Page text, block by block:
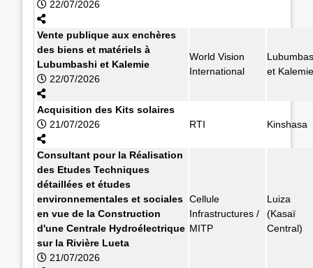
22/07/2026
Vente publique aux enchères
des biens et matériels à
Lubumbashi et Kalemie
22/07/2026
World Vision
International
et Kalemie
Acquisition des Kits solaires
21/07/2026
RTI Kinshasa
Consultant pour la Réalisation
des Etudes Techniques
détaillées et études
environnementales et sociales
en vue de la Construction
d'une Centrale Hydroélectrique
sur la Rivière Lueta
21/07/2026
Cellule
Infrastructures /
MITP
Luiza
(Kasaï
Central)